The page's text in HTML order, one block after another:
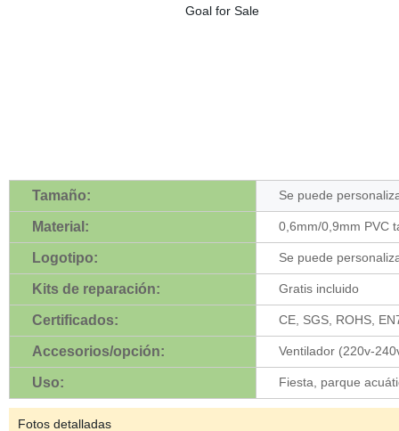
Tamaño: Se puede
Material: 0,6mm/0,9mm PVC
Logotipo: Se puede
Kits de reparación: Gratis incluido
Certificados: CE, SGS, ROHS,
Accesorios/opción: Ventilador (220v-
Uso: Fiesta, parque
Fotos detalladas